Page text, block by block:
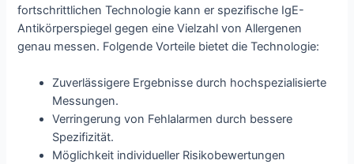
fortschrittlichen Technologie kann er spezifische IgE-
Antikörperspiegel gegen eine Vielzahl von Allergenen
genau messen. Folgende Vorteile bietet die Technologie:
Zuverlässigere Ergebnisse durch hochspezialisierte
Messungen.
Verringerung von Fehlalarmen durch bessere
Spezifizität.
Möglichkeit individueller Risikobewertungen